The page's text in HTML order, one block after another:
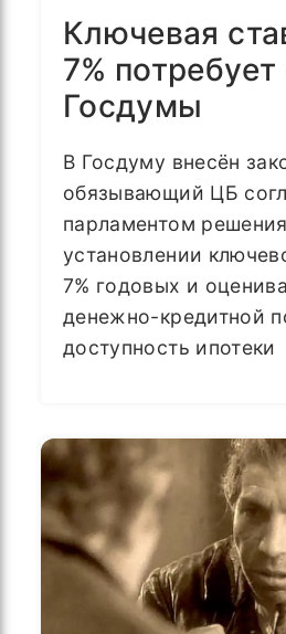
Ключевая
7%
Госдумы
В Госдуму внесён
обязывающий ЦБ
парламентом
установлении
7% годовых и
денежно-кредитной
доступность ипотеки